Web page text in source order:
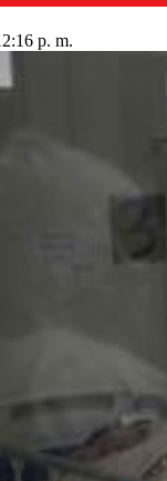
p. m.